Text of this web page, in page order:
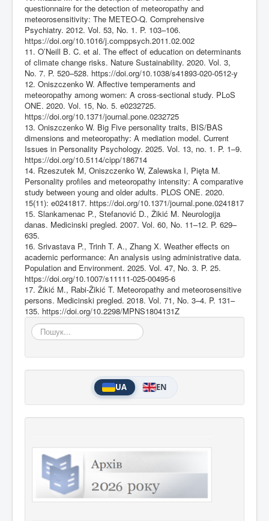
questionnaire for the detection of meteoropathy and
meteorosensitivity: The METEO-Q. Comprehensive
Psychiatry. 2012. Vol. 53, No. 1. P. 103–106.
https://doi.org/10.1016/j.comppsych.2011.02.002
11. O’Neill B. C. et al. The effect of education on determinants
of climate change risks. Nature Sustainability. 2020. Vol. 3,
No. 7. P. 520–528. https://doi.org/10.1038/s41893-020-0512-y
12. Oniszczenko W. Affective temperaments and
meteoropathy among women: A cross-sectional study. PLoS
ONE. 2020. Vol. 15, No. 5. e0232725.
https://doi.org/10.1371/journal.pone.0232725
13. Oniszczenko W. Big Five personality traits, BIS/BAS
dimensions and meteoropathy: A mediation model. Current
Issues in Personality Psychology. 2025. Vol. 13, no. 1. P. 1–9.
https://doi.org/10.5114/cipp/186714
14. Rzeszutek M, Oniszczenko W, Zalewska I, Pięta M.
Personality profiles and meteoropathy intensity: A comparative
study between young and older adults. PLOS ONE. 2020.
15(11): e0241817. https://doi.org/10.1371/journal.pone.0241817
15. Slankamenac P., Stefanović D., Žikić M. Neurologija
danas. Medicinski pregled. 2007. Vol. 60, No. 11–12. P. 629–
635.
16. Srivastava P., Trinh T. A., Zhang X. Weather effects on
academic performance: An analysis using administrative data.
Population and Environment. 2025. Vol. 47, No. 3. P. 25.
https://doi.org/10.1007/s11111-025-00495-6
17. Žikić M., Rabi-Žikić T. Meteoropathy and meteorosensitive
persons. Medicinski pregled. 2018. Vol. 71, No. 3–4. P. 131–
135. https://doi.org/10.2298/MPNS1804131Z
Пошук...
UA EN